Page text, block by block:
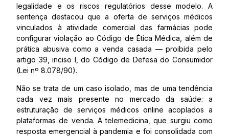
legalidade e os riscos regulatórios desse modelo. A
sentença destacou que a oferta de serviços médicos
vinculados à atividade comercial das farmácias pode
configurar violação ao Código de Ética Médica, além de
prática abusiva como a venda casada — proibida pelo
artigo 39, inciso I, do Código de Defesa do Consumidor
(Lei nº 8.078/90).
Não se trata de um caso isolado, mas de uma tendência
cada vez mais presente no mercado da saúde: a
estruturação de serviços médicos online acoplados a
plataformas de venda. A telemedicina, que surgiu como
resposta emergencial à pandemia e foi consolidada com